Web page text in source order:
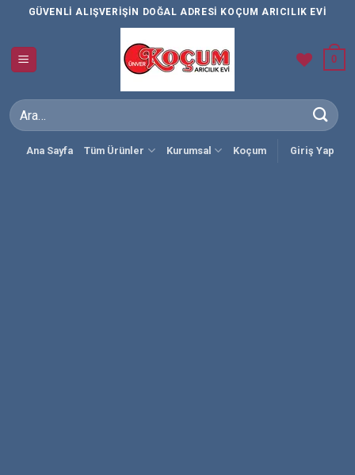
İçeriğeGÜVENLI ALIŞVERIŞIN DOĞAL ADRESI KOÇUM ARICILIK EVI
0
Ara:
Ana Sayfa Tüm Ürünler Kurumsal Koçum Giriş Yap